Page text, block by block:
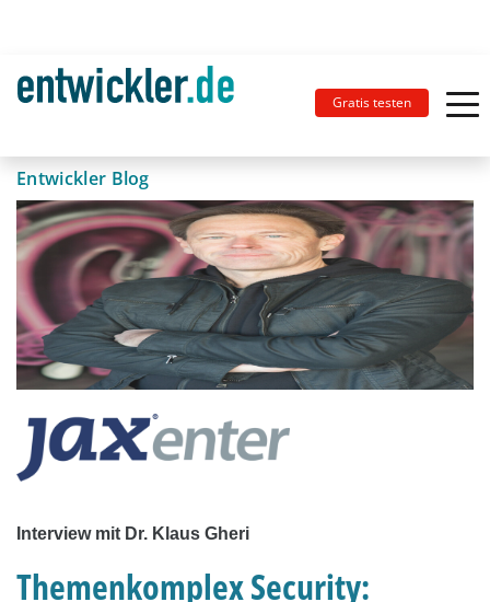
Gratis testen
Entwickler Blog
Interview mit Dr. Klaus Gheri
Themenkomplex Security: